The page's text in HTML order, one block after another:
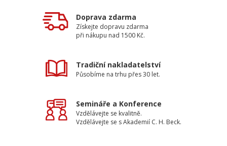
Doprava zdarma
Získejte dopravu zdarma
při nákupu nad 1500 Kč.
Tradiční nakladatelství
Působíme na trhu přes 30 let.
Semináře a Konference
Vzdělávejte se kvalitně.
Vzdělávejte se s Akademií C. H. Beck.